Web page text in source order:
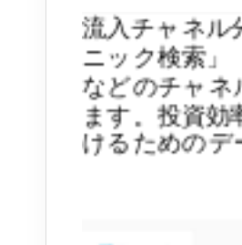
流入チャネル
ニック検索」
などのチャネ
ます。投資
けるためのデ